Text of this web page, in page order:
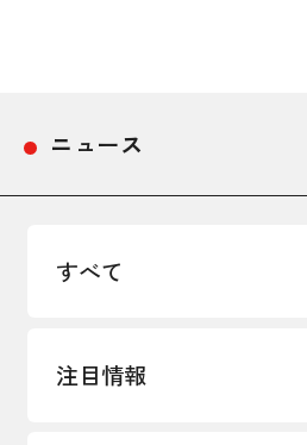
ニュース
すべて
注目情報